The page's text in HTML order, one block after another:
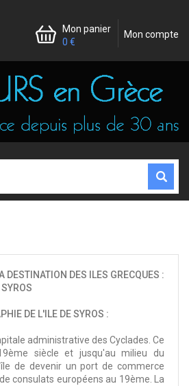
Mon compte
Mon panier
0 €
DESTINATION DES ILES GRECQUES :
DE L'ILE DE SYROS :
administrative des Cyclades. Ce
siècle et jusqu'au milieu du
de devenir un port de commerce
consulats européens au 19ème. La